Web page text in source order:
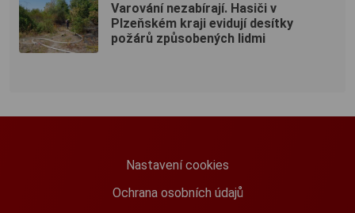
Varování nezabírají. Hasiči v
Plzeňském kraji evidují desítky
požárů způsobených lidmi
Nastavení cookies
Ochrana osobních údajů